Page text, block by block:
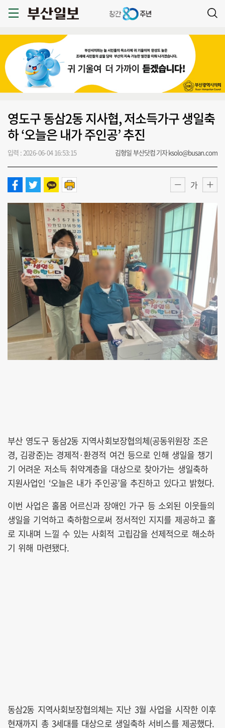
영도구 동삼2동 지사협, 저소득가구 생일축
하 ‘오늘은 내가 주인공’ 추진
입력 : 2026-06-04 16:53:15 김형일 부산닷컴 기자 ksolo@busan.com
가
부산 영도구 동삼2동 지역사회보장협의체(공동위원장 조은
경, 김광준)는 경제적·환경적 여건 등으로 인해 생일을 챙기
기 어려운 저소득 취약계층을 대상으로 찾아가는 생일축하
지원사업인 ‘오늘은 내가 주인공’을 추진하고 있다고 밝혔다.
이번 사업은 홀몸 어르신과 장애인 가구 등 소외된 이웃들의
생일을 기억하고 축하함으로써 정서적인 지지를 제공하고 홀
로 지내며 느낄 수 있는 사회적 고립감을 선제적으로 해소하
기 위해 마련됐다.
동삼2동 지역사회보장협의체는 지난 3월 사업을 시작한 이후
현재까지 총 3세대를 대상으로 생일축하 서비스를 제공했다.